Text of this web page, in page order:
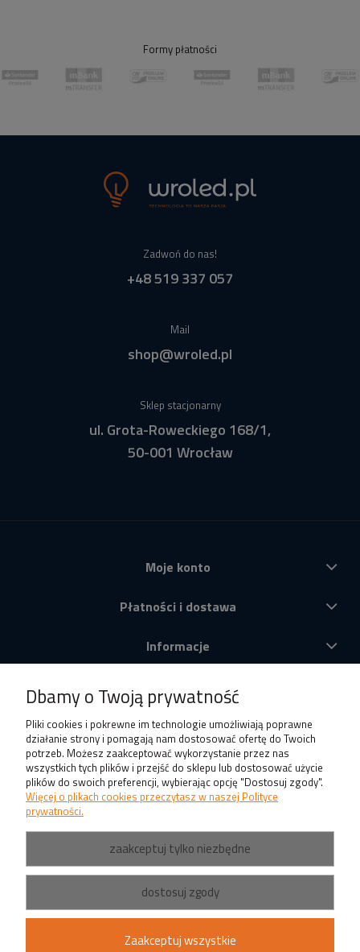
Formy płatności
Zadwoń do nas!
+48 519 337 057
Mail
shop@wroled.pl
Sklep stacjonarny
ul. Grota-Roweckiego 168/1,
50-001 Wrocław
Moje konto
Płatności i dostawa
Informacje
Produkty
Dbamy o Twoją prywatność
Pliki cookies i pokrewne im technologie umożliwiają poprawne
działanie strony i pomagają nam dostosować ofertę do Twoich
potrzeb. Możesz zaakceptować wykorzystanie przez nas
wszystkich tych plików i przejść do sklepu lub dostosować użycie
plików do swoich preferencji, wybierając opcję "Dostosuj zgody".
Więcej o plikach cookies przeczytasz w naszej Polityce
prywatności.
zaakceptuj tylko niezbędne
dostosuj zgody
Zaakceptuj wszystkie